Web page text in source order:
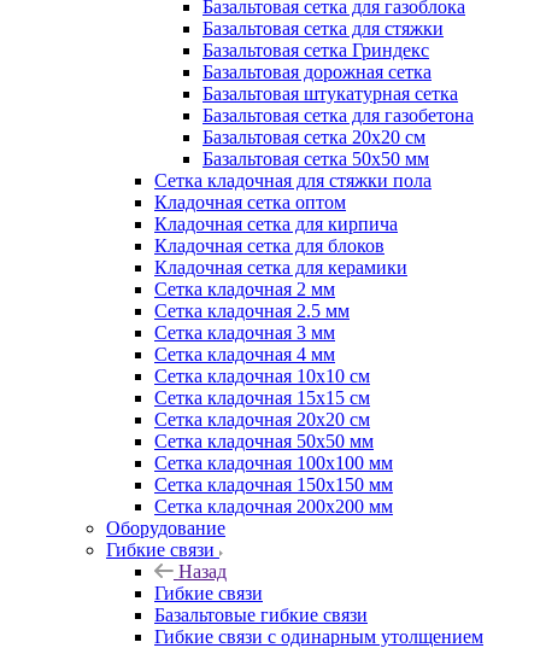
Базальтовая сетка для газоблока
Базальтовая сетка для стяжки
Базальтовая сетка Гриндекс
Базальтовая дорожная сетка
Базальтовая штукатурная сетка
Базальтовая сетка для газобетона
Базальтовая сетка 20x20 см
Базальтовая сетка 50x50 мм
Сетка кладочная для стяжки пола
Кладочная сетка оптом
Кладочная сетка для кирпича
Кладочная сетка для блоков
Кладочная сетка для керамики
Сетка кладочная 2 мм
Сетка кладочная 2.5 мм
Сетка кладочная 3 мм
Сетка кладочная 4 мм
Сетка кладочная 10x10 см
Сетка кладочная 15x15 см
Сетка кладочная 20x20 см
Сетка кладочная 50x50 мм
Сетка кладочная 100x100 мм
Сетка кладочная 150x150 мм
Сетка кладочная 200x200 мм
Оборудование
Гибкие связи
Назад
Гибкие связи
Базальтовые гибкие связи
Гибкие связи с одинарным утолщением